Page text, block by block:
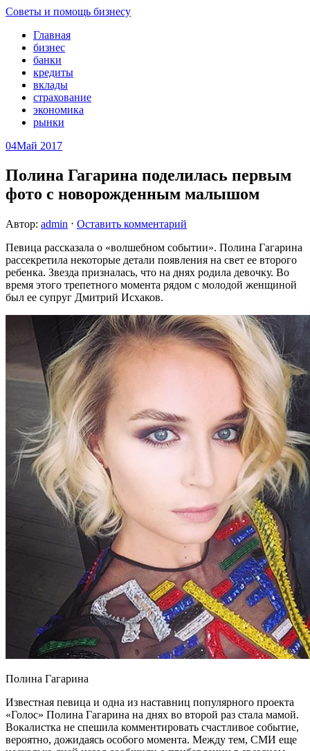
Советы и помощь бизнесу
Главная
бизнес
банки
кредиты
вклады
страхование
экономика
рынки
04Май 2017
Полина Гагарина поделилась первым
фото с новорожденным малышом
Автор: admin ⋅ Оставить комментарий
Певица рассказала о «волшебном событии». Полина Гагарина
рассекретила некоторые детали появления на свет ее второго
ребенка. Звезда призналась, что на днях родила девочку. Во
время этого трепетного момента рядом с молодой женщиной
был ее супруг Дмитрий Исхаков.
Полина Гагарина
Известная певица и одна из наставниц популярного проекта
«Голос» Полина Гагарина на днях во второй раз стала мамой.
Вокалистка не спешила комментировать счастливое событие,
вероятно, дожидаясь особого момента. Между тем, СМИ еще